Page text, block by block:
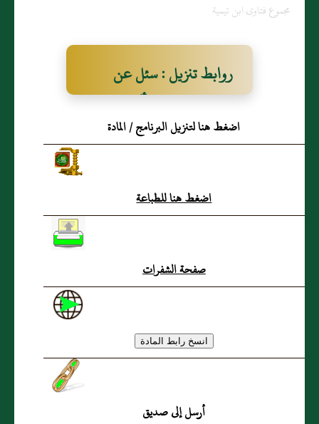
مجموع فتاوى ابن تيمية
روابط تنزيل : سئل عن
وقف على جماعة أكرهوا على
بيعه
اضغط هنا لتنزيل البرنامج / المادة
اضغط هنا للطباعة
صفحة الشفرات
أرسل إلى صديق